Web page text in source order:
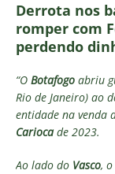
Derrota nos
romper com
perdendo
“O Botafogo abriu
Rio de Janeiro) ao
entidade na venda
Cariocade 2023.
Ao lado do Vasco,